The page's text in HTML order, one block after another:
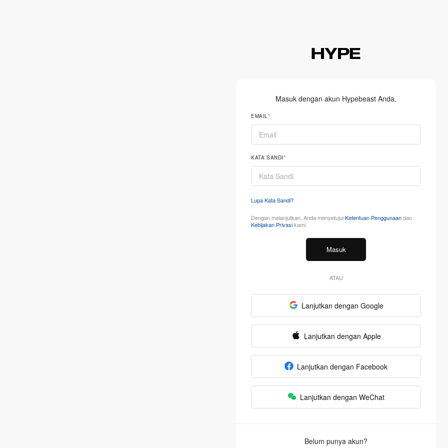
Masuk dengan akun Hypebeast Anda.
EMAIL
KATA SANDI
Lupa Kata Sandi?
Dengan melanjutkan, Anda menyetujuiKetentuan Penggunaandan
Kebijakan Privasikami.
Masuk
ATAU
Lanjutkan dengan Google
Lanjutkan dengan Apple
Lanjutkan dengan Facebook
Lanjutkan dengan WeChat
Belum punya akun?